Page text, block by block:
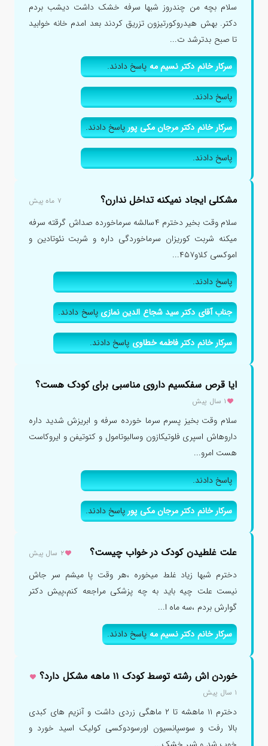
سلام بچه من چندروز شبها سرفه خشک داشت دیشب بردم
دکتر. بهش هیدروکورتیزون تزریق کردند بعد امدم خانه خوابید
تا صبح بدترشد ت...
سرکار خانم دکتر نسیم مهپاسخ دادند.
پاسخ دادند.
سرکار خانم دکتر مرجان مکی پورپاسخ دادند.
پاسخ دادند.
مشکلی ایجاد نمیکنه تداخل ندارن؟ ۷ ماه پیش
سلام وقت بخیر دخترم ۴سالشه سرماخورده صداش گرقته سرفه
میکنه شربت کوریزان سرماخوردگی داره و شربت نئوتادین و
اموکسی کلاو۴۵۷...
پاسخ دادند.
جناب آقای دکتر سید شجاع الدین نمازیپاسخ دادند.
سرکار خانم دکتر فاطمه خطاویپاسخ دادند.
ایا قرص سفکسیم داروی مناسبی برای کودک هست؟
۱ سال پیش
سلام وقت بخیز پسرم سرما خورده سرفه و ابریزش شدید داره
داروهاش اسپری فلوتیکازون وسالبوتامول و کتوتیفن و ایروکاست
هست امرو...
پاسخ دادند.
سرکار خانم دکتر مرجان مکی پورپاسخ دادند.
علت غلطیدن کودک در خواب چیست؟ ۲ سال پیش
دخترم شبها زیاد غلط میخوره ،هر وقت پا میشم سر جاش
نیست علت چیه باید به چه پزشکی مراجعه کنم،پیش دکتر
گوارش بردم ،سه ماه ا...
سرکار خانم دکتر نسیم مهپاسخ دادند.
خوردن اش رشته توسط کودک ۱۱ ماهه مشکل دارد؟
۱ سال پیش
دخترم ۱۱ ماهشه تا ۲ ماهگی زردی داشت و آنزیم های کبدی
بالا رفت و سوسپانسیون اورسودوکسی کولیک اسید خورد و